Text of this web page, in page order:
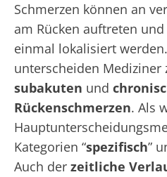
Schmerzen können an
am Rücken auftreten
einmal lokalisiert
unterscheiden Mediziner
subakuten und
Rückenschmerzen. Als
Kategorien “spezifisch”
Auch der zeitliche